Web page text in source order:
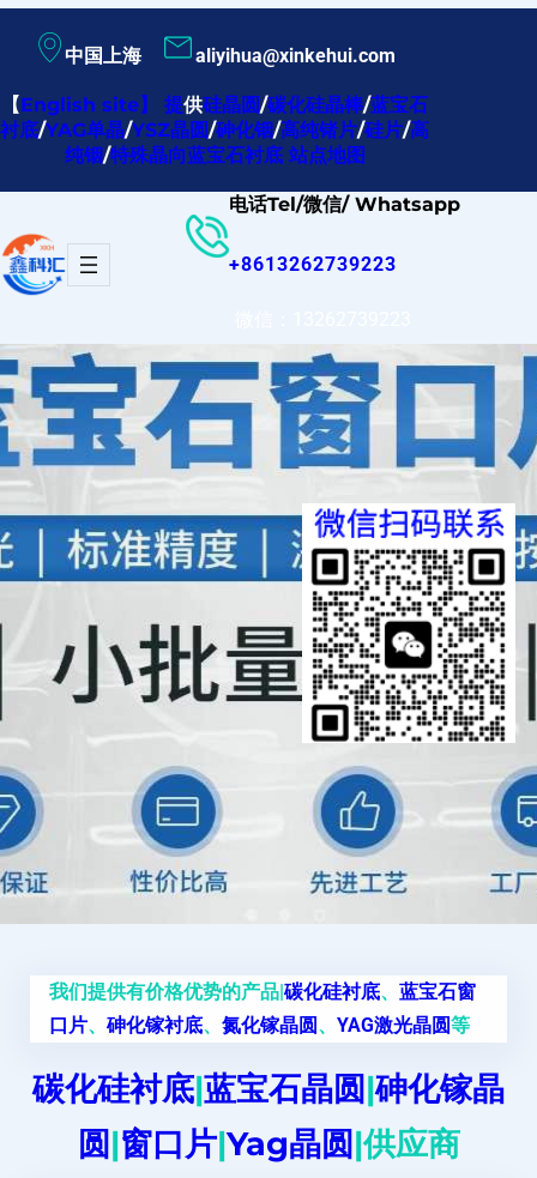
内
容
中国上海 aliyihua@xinkehui.com
【English site】提供硅晶圆/碳化硅晶棒/蓝宝石
衬底/YAG单晶/YSZ晶圆/砷化铟/高纯锗片/硅片/高
纯铟/特殊晶向蓝宝石衬底 站点地图
电话Tel/微信/ Whatsapp
+8613262739223
我们提供有价格优势的产品|碳化硅衬底、 蓝宝石窗
口片、 砷化镓衬底、 氮化镓晶圆、 YAG激光晶圆等
碳化硅衬底|蓝宝石晶圆|砷化镓晶
圆|窗口片|Yag晶圆|供应商